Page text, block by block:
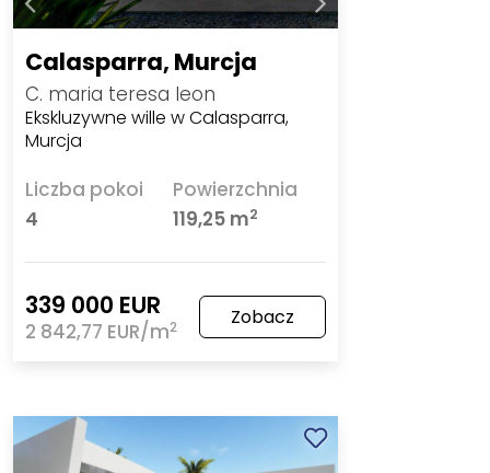
Calasparra, Murcja
C. maria teresa leon
Ekskluzywne wille w Calasparra,
Murcja
Liczba pokoi
4
Powierzchnia
119,25 m2
339 000 EUR
2 842,77 EUR/m2 Zobacz